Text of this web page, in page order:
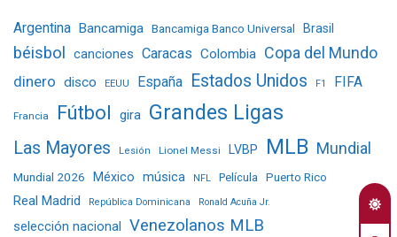
Argentina Bancamiga Bancamiga Banco Universal Brasil
béisbol canciones Caracas Colombia Copa del Mundo
dinero disco EEUU España Estados Unidos F1 FIFA
Francia Fútbol gira Grandes Ligas
Las Mayores Lesión Lionel Messi LVBP MLB Mundial
Mundial 2026 México música NFL Película Puerto Rico
Real Madrid República Dominicana Ronald Acuña Jr.
selección nacional Venezolanos MLB